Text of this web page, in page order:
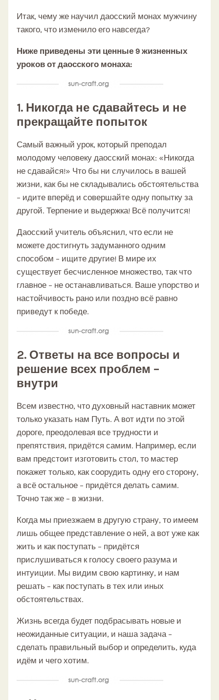
Итак, чему же научил даосский монах мужчину
такого, что изменило его навсегда?
Ниже приведены эти ценные 9 жизненных
уроков от даосского монаха:
1. Никогда не сдавайтесь и не
прекращайте попыток
Самый важный урок, который преподал
молодому человеку даосский монах: «Никогда
не сдавайся!» Что бы ни случилось в вашей
жизни, как бы не складывались обстоятельства
– идите вперёд и совершайте одну попытку за
другой. Терпение и выдержка! Всё получится!
Даосский учитель объяснил, что если не
можете достигнуть задуманного одним
способом – ищите другие! В мире их
существует бесчисленное множество, так что
главное – не останавливаться. Ваше упорство и
настойчивость рано или поздно всё равно
приведут к победе.
2. Ответы на все вопросы и
решение всех проблем –
внутри
Всем известно, что духовный наставник может
только указать нам Путь. А вот идти по этой
дороге, преодолевая все трудности и
препятствия, придётся самим. Например, если
вам предстоит изготовить стол, то мастер
покажет только, как соорудить одну его сторону,
а всё остальное – придётся делать самим.
Точно так же – в жизни.
Когда мы приезжаем в другую страну, то имеем
лишь общее представление о ней, а вот уже как
жить и как поступать – придётся
прислушиваться к голосу своего разума и
интуиции. Мы видим свою картинку, и нам
решать – как поступать в тех или иных
обстоятельствах.
Жизнь всегда будет подбрасывать новые и
неожиданные ситуации, и наша задача –
сделать правильный выбор и определить, куда
идём и чего хотим.